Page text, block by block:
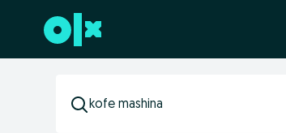
Перейти к нижнему колонтитулу